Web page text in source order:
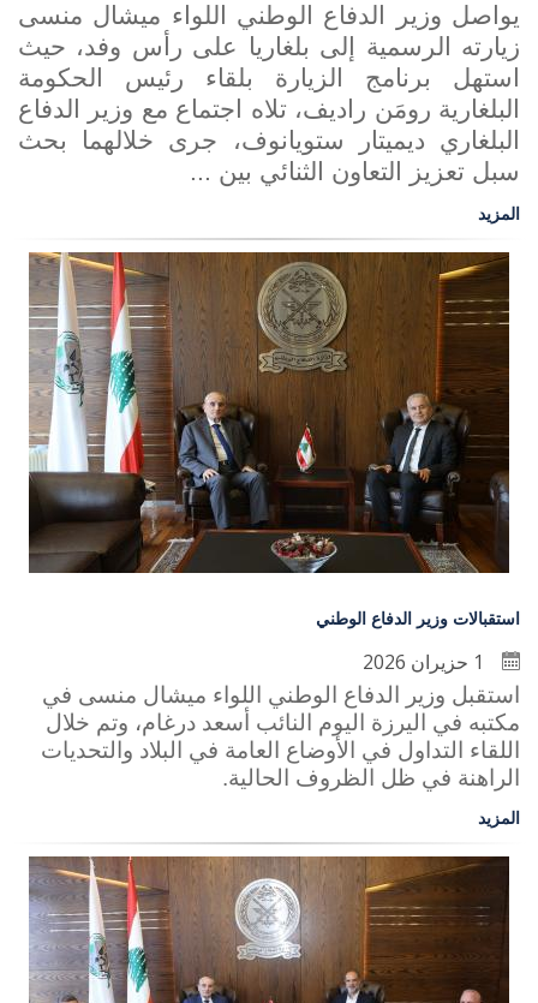
يواصل وزير الدفاع الوطني اللواء ميشال منسى
زيارته الرسمية إلى بلغاريا على رأس وفد، حيث
استهل برنامج الزيارة بلقاء رئيس الحكومة
البلغارية رومَن راديف، تلاه اجتماع مع وزير الدفاع
البلغاري ديميتار ستويانوف، جرى خلالهما بحث
سبل تعزيز التعاون الثنائي بين ...
المزيد
استقبالات وزير الدفاع الوطني
استقبل وزير الدفاع الوطني اللواء ميشال منسى في
مكتبه في اليرزة اليوم النائب أسعد درغام، وتم خلال
اللقاء التداول في الأوضاع العامة في البلاد والتحديات
الراهنة في ظل الظروف الحالية.
المزيد